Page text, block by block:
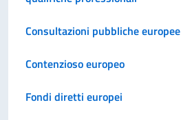
Consultazioni pubbliche europee
Contenzioso europeo
Fondi diretti europei